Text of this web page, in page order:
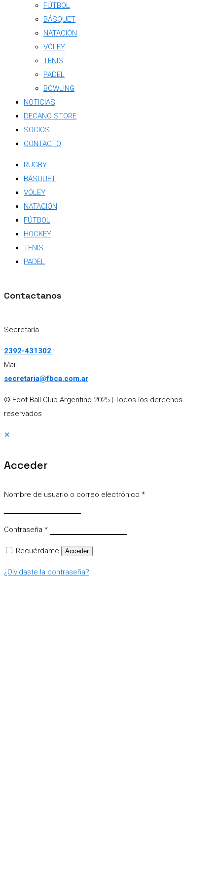
FÚTBOL
BÁSQUET
NATACIÓN
VÓLEY
TENIS
PADEL
BOWLING
NOTICIAS
DECANO STORE
SOCIOS
CONTACTO
RUGBY
BÁSQUET
VÓLEY
NATACIÓN
FÚTBOL
HOCKEY
TENIS
PADEL
Contactanos
Secretaría
2392-431302
Mail
secretaria@fbca.com.ar
© Foot Ball Club Argentino 2025 | Todos los derechos
reservados
✕
Acceder
Nombre de usuario o correo electrónico *
Contraseña *
Recuérdame Acceder
¿Olvidaste la contraseña?